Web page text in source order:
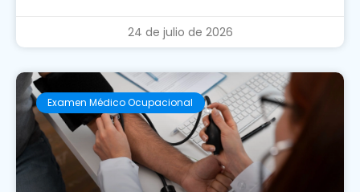
24 de julio de 2026
Examen Médico Ocupacional